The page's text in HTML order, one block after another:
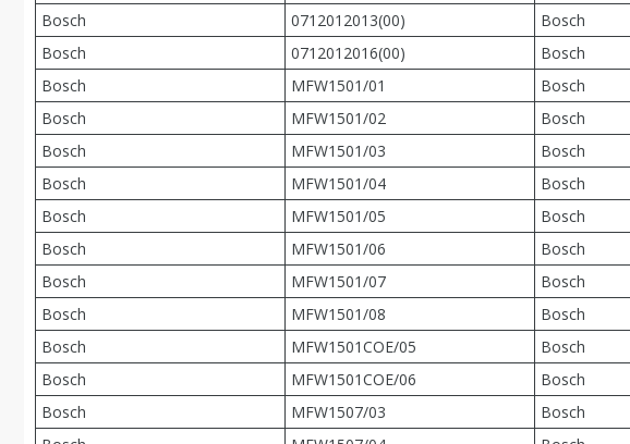
Bosch
0712012013(00) Bosch
Bosch
0712012016(00) Bosch
Bosch
MFW1501/01 Bosch
Bosch
MFW1501/02 Bosch
Bosch
MFW1501/03 Bosch
Bosch
MFW1501/04 Bosch
Bosch
MFW1501/05 Bosch
Bosch
MFW1501/06 Bosch
Bosch
MFW1501/07 Bosch
Bosch
MFW1501/08 Bosch
Bosch
MFW1501COE/05 Bosch
Bosch
MFW1501COE/06 Bosch
Bosch
MFW1507/03 Bosch